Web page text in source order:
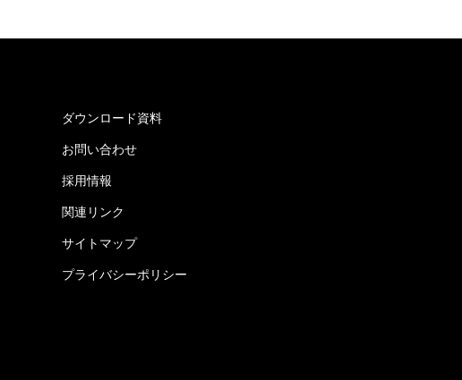
ダウンロード資料
お問い合わせ
採用情報
関連リンク
サイトマップ
プライバシーポリシー